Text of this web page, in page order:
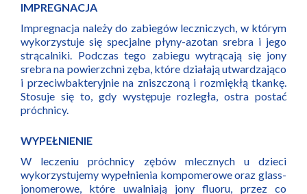
IMPREGNACJA
Impregnacja należy do zabiegów leczniczych, w którym
wykorzystuje się specjalne płyny-azotan srebra i jego
strącalniki. Podczas tego zabiegu wytrącają się jony
srebra na powierzchni zęba, które działają utwardzająco
i przeciwbakteryjnie na zniszczoną i rozmiękłą tkankę.
Stosuje się to, gdy występuje rozległa, ostra postać
próchnicy.
WYPEŁNIENIE
W leczeniu próchnicy zębów mlecznych u dzieci
wykorzystujemy wypełnienia kompomerowe oraz glass-
jonomerowe, które uwalniają jony fluoru, przez co